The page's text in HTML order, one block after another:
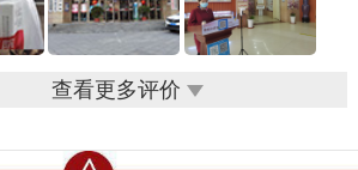
查看更多评价